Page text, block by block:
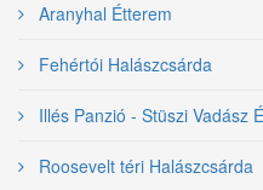
Aranyhal Étterem
Fehértói Halászcsárda
Illés Panzió - Stüszi Vadász
Roosevelt téri Halászcsárda